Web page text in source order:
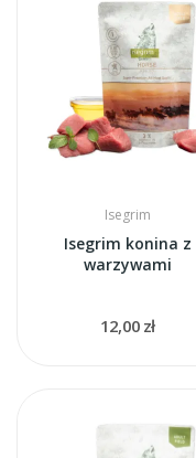
Isegrim
Isegrim konina z
warzywami
12,00 zł